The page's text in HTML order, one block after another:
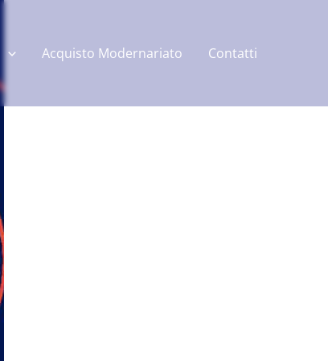
Acquisto Modernariato Contatti